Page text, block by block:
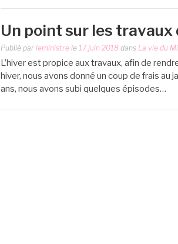
Un point sur les travaux
Publié par leministre le 17 juin 2018 dans La vie du
L’hiver est propice aux travaux, afin de
hiver, nous avons donné un coup de frais
ans, nous avons subi quelques épisodes…